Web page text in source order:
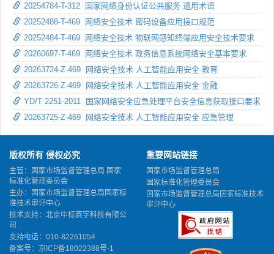
20254784-T-312 国家网络身份认证公共服务 通用术语
20252488-T-469 网络安全技术 密码设备应用接口规范
20252484-T-469 网络安全技术 物联网感知终端应用安全技术要求
20260697-T-469 网络安全技术 政务信息系统网络安全基本要求
20263724-Z-469 网络安全技术 人工智能应用安全 教育
20263726-Z-469 网络安全技术 人工智能应用安全 金融
YD/T 2251-2011 国家网络安全应急处理平台安全信息获取接口要求
20263725-Z-469 网络安全技术 人工智能应用安全 应急管理
版权所有 侵权必究
主管：国家市场监督管理总局 国家
标准化管理委员会
主办：国家市场监督管理总局国家标
准技术审评中心
技术支持：北京中标赛宇科技有限公
司
支持电话：010-82261054
备案号： 京ICP备18022388号-1
重要网站链接
国家市场监督管理总局
国家标准化管理委员会
国家市场监督管理总局国家标准技术
审评中心